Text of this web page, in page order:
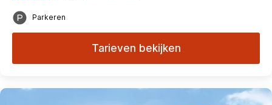
Parkeren
Tarieven bekijken